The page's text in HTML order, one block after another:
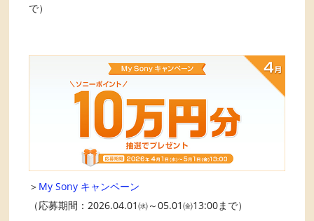
で）
＞ My Sony キャンペーン
（応募期間：2026.04.01㈬～05.01㈮13:00まで）